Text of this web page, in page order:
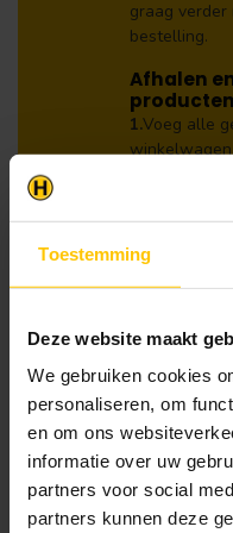
Toestemming
Deze website maakt
We gebruiken cookies
personaliseren, om
en om ons
informatie over uw
partners voor social
partners kunnen deze
graag
bestelling.
Afhalen
1.Voeg alle
Ga naar
afhalen in de
Let op!
bestelling
leggen
eventueel
onze
uw